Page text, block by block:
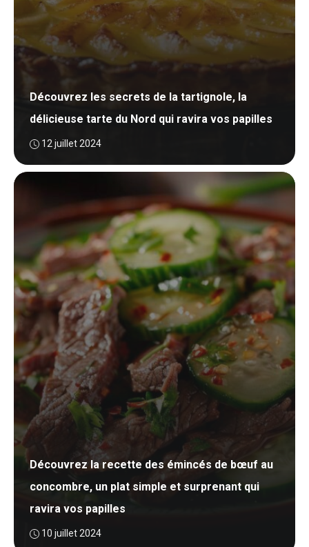
Découvrez les secrets de la tartignole, la
délicieuse tarte du Nord qui ravira vos papilles
12 juillet 2024
Découvrez la recette des émincés de bœuf au
concombre, un plat simple et surprenant qui
ravira vos papilles
10 juillet 2024